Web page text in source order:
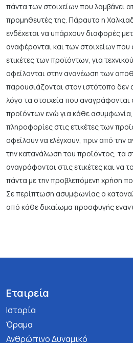
πάντα των στοιχείων που λαμβάνει
προμηθευτές της. Πάραυτα η
ενδέχεται να υπάρχουν διαφορές
αναφέρονται και των στοιχείων
ετικέτες των προϊόντων, για
οφείλονται στην ανανέωση των
παρουσιάζονται στον ιστότοπο δεν
λόγο τα στοιχεία που αναγράφονται
προϊόντων ενώ για κάθε
πληροφορίες στις ετικέτες των
οφείλουν να ελέγχουν, πριν από την
την κατανάλωση του προϊόντος, τα
αναγράφονται στις ετικέτες και
πάντα με την προβλεπόμενη χρήση
Σε περίπτωση ασυμφωνίας ο
από κάθε δικαίωμα προσφυγής
Εταιρεία
Ιστορία
Όραμα
Ανθρώπινο Δυναμικό